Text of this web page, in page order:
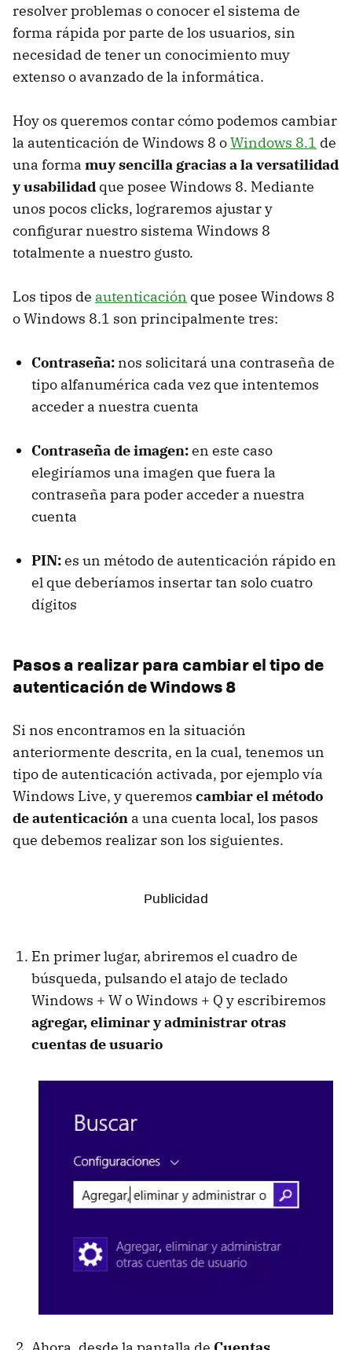
resolver problemas o conocer el sistema de
forma rápida por parte de los usuarios, sin
necesidad de tener un conocimiento muy
extenso o avanzado de la informática.
Hoy os queremos contar cómo podemos cambiar
la autenticación de Windows 8 oWindows 8.1 de
una forma muy sencilla gracias a la versatilidad
y usabilidad que posee Windows 8. Mediante
unos pocos clicks, lograremos ajustar y
configurar nuestro sistema Windows 8
totalmente a nuestro gusto.
Los tipos de autenticación que posee Windows 8
o Windows 8.1 son principalmente tres:
Contraseña: nos solicitará una contraseña de
tipo alfanumérica cada vez que intentemos
acceder a nuestra cuenta
Contraseña de imagen:en este caso
elegiríamos una imagen que fuera la
contraseña para poder acceder a nuestra
cuenta
PIN:es un método de autenticación rápido en
el que deberíamos insertar tan solo cuatro
dígitos
Pasos a realizar para cambiar el tipo de
autenticación de Windows 8
Si nos encontramos en la situación
anteriormente descrita, en la cual, tenemos un
tipo de autenticación activada, por ejemplo vía
Windows Live, y queremos cambiar el método
de autenticación a una cuenta local, los pasos
que debemos realizar son los siguientes.
En primer lugar, abriremos el cuadro de
búsqueda, pulsando el atajo de teclado
Windows + W o Windows + Q y escribiremos
agregar, eliminar y administrar otras
cuentas de usuario